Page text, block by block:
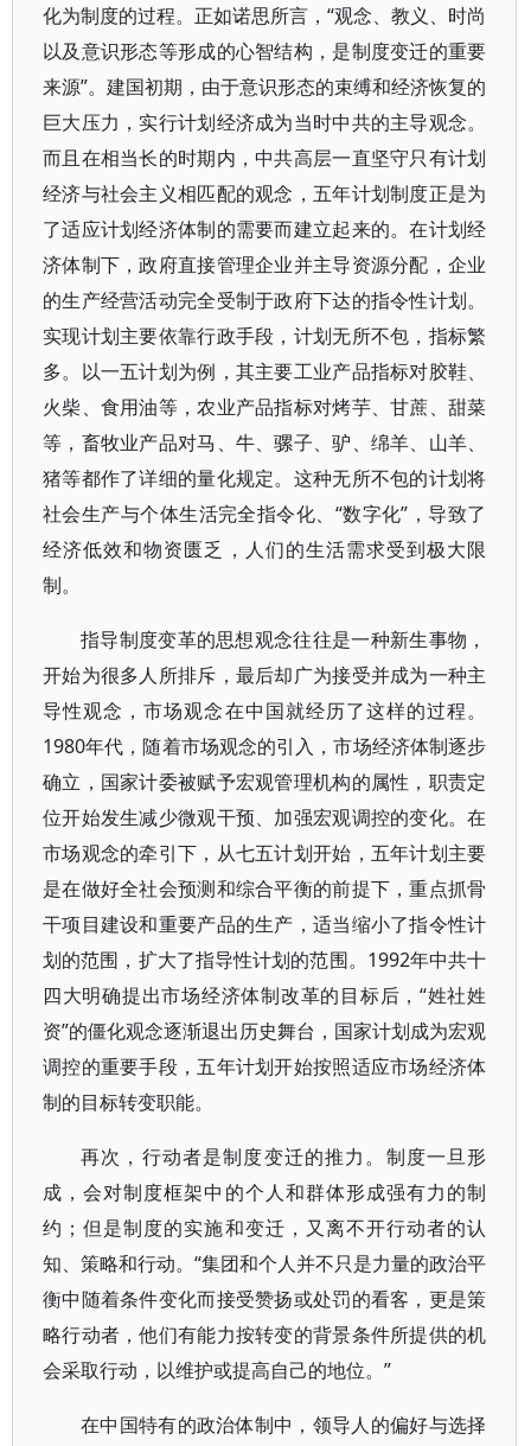
化为制度的过程。正如诺思所言，“观念、教义、时尚
以及意识形态等形成的心智结构，是制度变迁的重要
来源”。建国初期，由于意识形态的束缚和经济恢复的
巨大压力，实行计划经济成为当时中共的主导观念。
而且在相当长的时期内，中共高层一直坚守只有计划
经济与社会主义相匹配的观念，五年计划制度正是为
了适应计划经济体制的需要而建立起来的。在计划经
济体制下，政府直接管理企业并主导资源分配，企业
的生产经营活动完全受制于政府下达的指令性计划。
实现计划主要依靠行政手段，计划无所不包，指标繁
多。以一五计划为例，其主要工业产品指标对胶鞋、
火柴、食用油等，农业产品指标对烤芋、甘蔗、甜菜
等，畜牧业产品对马、牛、骡子、驴、绵羊、山羊、
猪等都作了详细的量化规定。这种无所不包的计划将
社会生产与个体生活完全指令化、“数字化”，导致了
经济低效和物资匮乏，人们的生活需求受到极大限
制。
指导制度变革的思想观念往往是一种新生事物，
开始为很多人所排斥，最后却广为接受并成为一种主
导性观念，市场观念在中国就经历了这样的过程。
1980年代，随着市场观念的引入，市场经济体制逐步
确立，国家计委被赋予宏观管理机构的属性，职责定
位开始发生减少微观干预、加强宏观调控的变化。在
市场观念的牵引下，从七五计划开始，五年计划主要
是在做好全社会预测和综合平衡的前提下，重点抓骨
干项目建设和重要产品的生产，适当缩小了指令性计
划的范围，扩大了指导性计划的范围。1992年中共十
四大明确提出市场经济体制改革的目标后，“姓社姓
资”的僵化观念逐渐退出历史舞台，国家计划成为宏观
调控的重要手段，五年计划开始按照适应市场经济体
制的目标转变职能。
再次，行动者是制度变迁的推力。制度一旦形
成，会对制度框架中的个人和群体形成强有力的制
约；但是制度的实施和变迁，又离不开行动者的认
知、策略和行动。“集团和个人并不只是力量的政治平
衡中随着条件变化而接受赞扬或处罚的看客，更是策
略行动者，他们有能力按转变的背景条件所提供的机
会采取行动，以维护或提高自己的地位。”
在中国特有的政治体制中，领导人的偏好与选择